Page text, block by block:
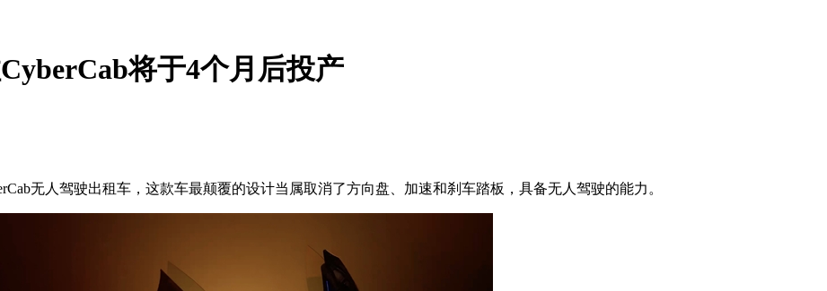
将于4个月后投产
无人驾驶出租车，这款车最颠覆的设计当属取消了方向盘、加速和刹车踏板，具备无人驾驶的能力。